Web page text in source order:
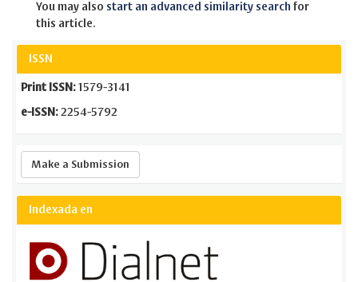
You may also start an advanced similarity search for
this article.
ISSN
Print ISSN: 1579-3141
e-ISSN: 2254-5792
Make a Submission
Indexada en